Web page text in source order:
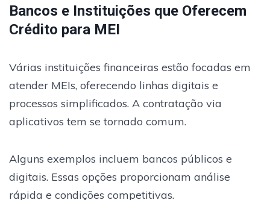
Bancos e Instituições que Oferecem
Crédito para MEI
Várias instituições financeiras estão focadas em
atender MEIs, oferecendo linhas digitais e
processos simplificados. A contratação via
aplicativos tem se tornado comum.
Alguns exemplos incluem bancos públicos e
digitais. Essas opções proporcionam análise
rápida e condições competitivas.